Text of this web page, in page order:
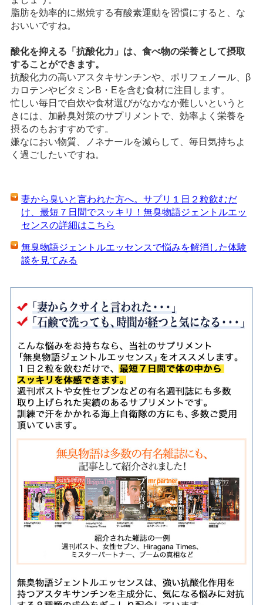
脂肪を効率的に燃焼する有酸素運動を習慣にすると、な
おいいですね。
酸化を抑える「抗酸化力」は、食べ物の栄養として摂取
することができます。
抗酸化力の高いアスタキサンチンや、ポリフェノール、β
カロテンやビタミンB・Eを含む食材に注目します。
忙しい毎日で自炊や食材選びがなかなか難しいというと
きには、加齢臭対策のサプリメントで、効率よく栄養を
摂るのもおすすめです。
嫌なにおい物質、ノネナールを減らして、毎日気持ちよ
く過ごしたいですね。
妻から臭いと言われた方へ。サプリ１日２粒飲むだ
け、最短７日間でスッキリ！無臭物語ジェントルエッ
センスの詳細はこちら
無臭物語ジェントルエッセンスで悩みを解消した体験
談を見てみる